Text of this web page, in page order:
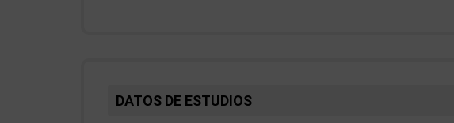
DATOS DE ESTUDIOS